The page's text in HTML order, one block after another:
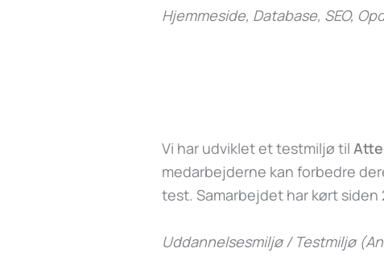
Hjemmeside, Database, SEO,
Vi har udviklet et testmiljø til
medarbejderne kan forbedre
test. Samarbejdet har kørt siden
Uddannelsesmiljø / Testmiljø